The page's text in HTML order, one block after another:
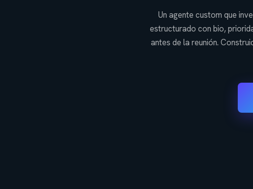
Un agente custom que
estructurado con bio,
antes de la reunión.